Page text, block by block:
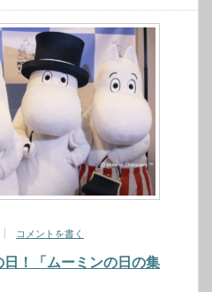
コメントを書く
！「ムーミンの日の集